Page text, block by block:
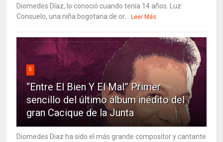
Diomedes Díaz, lo conoció cuando tenía 14 años. Luz
Consuelo, una niña bogotana de or...
Leer Más
5
“Entre El Bien Y El Mal” Primer
sencillo del último álbum inédito del
gran Cacique de la Junta
Diomedes Diaz ha sido el más grande compositor y cantante